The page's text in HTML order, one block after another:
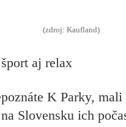
(zdroj: Kaufland)
aj relax
K Parky, mali
Slovensku ich